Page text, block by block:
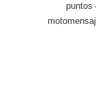
puntos